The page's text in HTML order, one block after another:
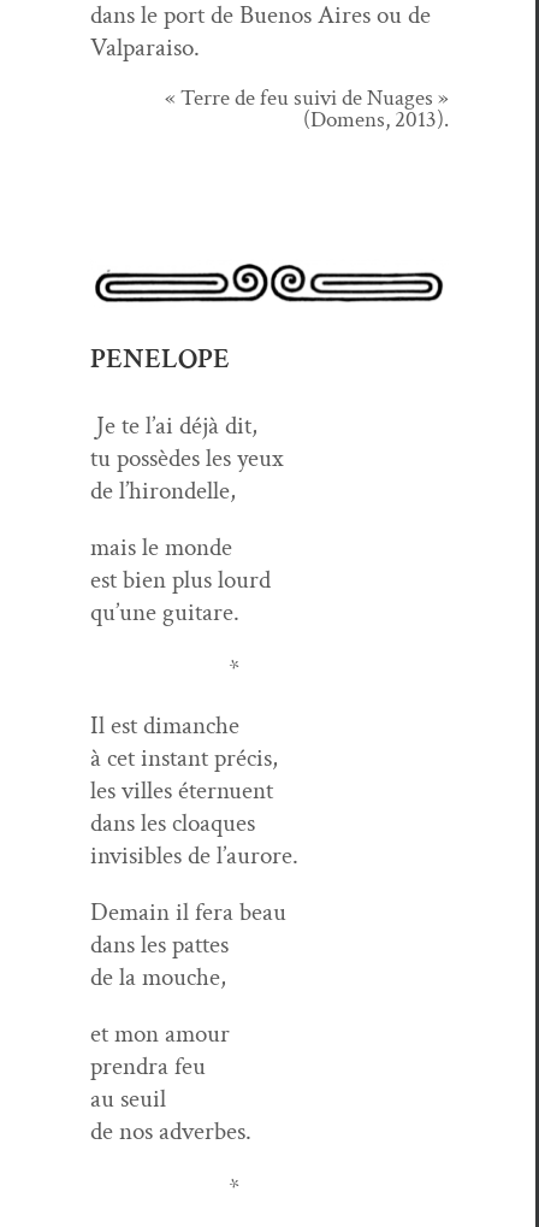
dans le port de Buenos Aires ou de
Valparaiso.
« Terre de feu suivi de Nuages »
(Domens, 2013).
PENELOPE
Je te l’ai déjà dit,
tu pos­sèdes les yeux
de l’hirondelle,
mais le monde
est bien plus lourd
qu’une guitare.
*
Il est dimanche
à cet instant précis,
les villes éternuent
dans les cloaques
invis­i­bles de l’aurore.
Demain il fera beau
dans les pattes
de la mouche,
et mon amour
pren­dra feu
au seuil
de nos adverbes.
*